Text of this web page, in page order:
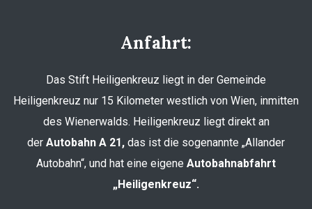
Anfahrt:
Das Stift Heiligenkreuz liegt in der Gemeinde
Heiligenkreuz nur 15 Kilometer westlich von Wien, inmitten
des Wienerwalds. Heiligenkreuz liegt direkt an
der Autobahn A 21, das ist die sogenannte „Allander
Autobahn“, und hat eine eigene Autobahnabfahrt
„Heiligenkreuz“.